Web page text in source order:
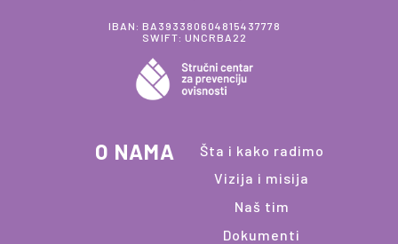
IBAN: BA393380604815437778
SWIFT: UNCRBA22
O NAMA
Šta i kako radimo
Vizija i misija
Naš tim
Dokumenti